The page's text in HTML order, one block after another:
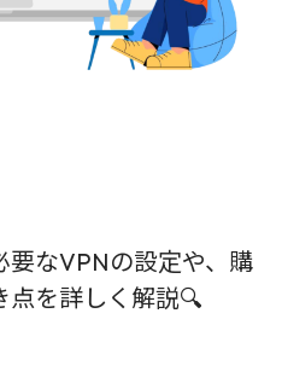
要なVPNの設定や、購
点を詳しく解説🔍